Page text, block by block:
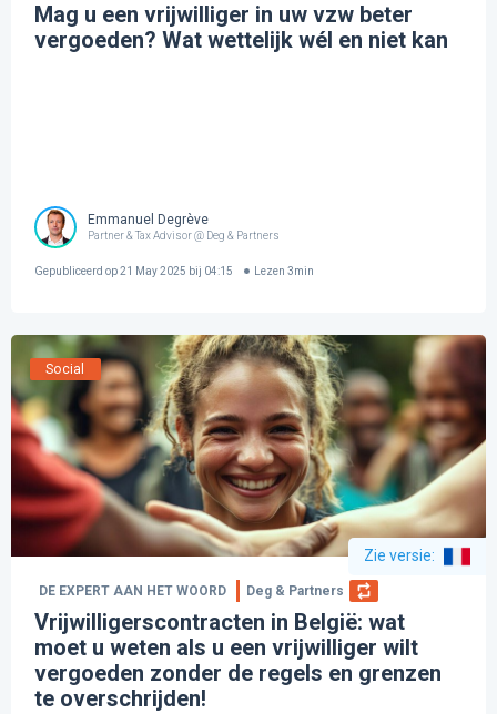
Mag u een vrijwilliger in uw vzw beter
vergoeden? Wat wettelijk wél en niet kan
Emmanuel Degrève
Partner & Tax Advisor @ Deg & Partners
Gepubliceerd op21 May 2025 bij 04:15 Lezen 3min
Social
Zie versie:
DE EXPERT AAN HET WOORD Deg & Partners
Vrijwilligerscontracten in België: wat
moet u weten als u een vrijwilliger wilt
vergoeden zonder de regels en grenzen
te overschrijden!